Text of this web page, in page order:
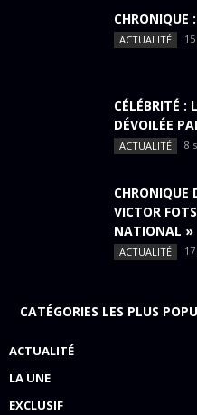
CHRONIQUE
ACTUALITÉ
CÉLÉBRITÉ :
DÉVOILÉE
ACTUALITÉ 8
CHRONIQUE
VICTOR
NATIONAL »
ACTUALITÉ
CATÉGORIES LES PLUS
ACTUALITÉ
LA UNE
EXCLUSIF